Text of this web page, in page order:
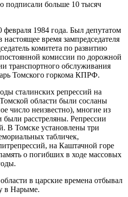
подписали больше 10 тысяч
1984 года. Был депутатом
время зампредседателя
комитета по развитию
комиссии по дорожной
транспортного обслуживания
Томского горкома КПРФ.
сталинских репрессий на
области были сосланы
число неизвестно), многие из
были расстреляны. Репрессии
В Томске установлены три
табличек,
на Каштачной горе
о погибших в ходе массовых
в царские времена отбывал
в Нарыме.